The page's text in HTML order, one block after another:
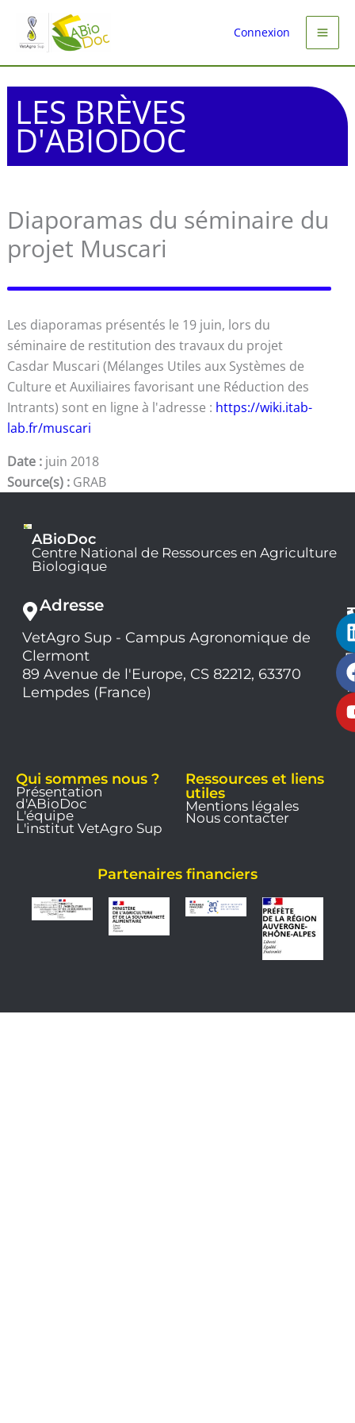
contenu
Connexion
LES BRÈVES
D'ABIODOC
Diaporamas du séminaire du
projet Muscari
Les diaporamas présentés le 19 juin, lors du
séminaire de restitution des travaux du projet
Casdar Muscari (Mélanges Utiles aux Systèmes de
Culture et Auxiliaires favorisant une Réduction des
Intrants) sont en ligne à l'adresse : https://wiki.itab-
lab.fr/muscari
Date : juin 2018
Source(s) : GRAB
ABioDoc
Centre National de Ressources en Agriculture
Biologique
Adresse
VetAgro Sup - Campus Agronomique de
Clermont
89 Avenue de l'Europe, CS 82212, 63370
Lempdes (France)
Qui sommes nous ?
Présentation
d'ABioDoc
L'équipe
L'institut VetAgro Sup
Ressources et liens
utiles
Mentions légales
Nous contacter
Partenaires financiers